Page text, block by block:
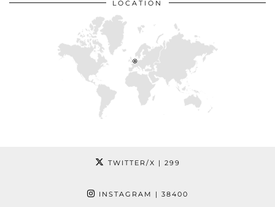
LOCATION
TWITTER/X | 299
INSTAGRAM | 38400